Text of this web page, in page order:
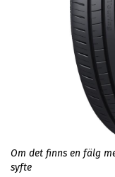
Om det finns en fälg
syfte